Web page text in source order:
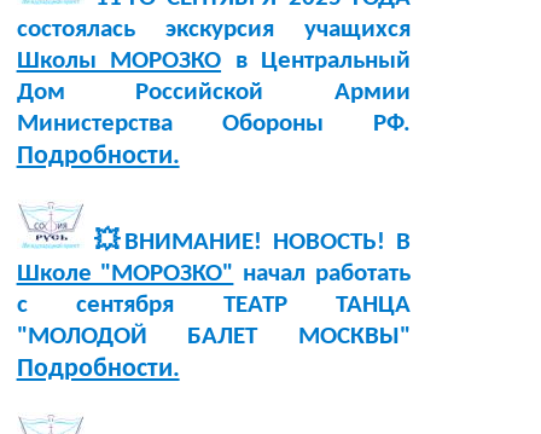
состоялась экскурсия учащихся
Школы МОРОЗКО в Центральный
Дом Российской Армии
Министерства Обороны РФ.
Подробности.
💥ВНИМАНИЕ! НОВОСТЬ! В
Школе "МОРОЗКО" начал работать
с сентября ТЕАТР ТАНЦА
"МОЛОДОЙ БАЛЕТ МОСКВЫ"
Подробности.